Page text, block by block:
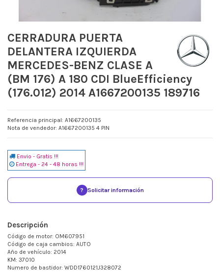
CERRADURA PUERTA
DELANTERA IZQUIERDA
MERCEDES-BENZ CLASE A
(BM 176) A 180 CDI BlueEfficiency
(176.012) 2014 A1667200135 189716
Referencia principal: A1667200135
Nota de vendedor: A1667200135 4 PIN
Envio - Gratis !!!
Entrega - 24 - 48 horas !!!
? Solicitar información
Descripción
Código de motor: OM607951
Código de caja cambios: AUTO
Año de vehículo: 2014
KM: 37010
Numero de bastidor: WDD1760121J328072